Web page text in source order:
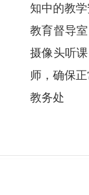
知中的教
教育督导
摄像头听
师，确保正
教务处